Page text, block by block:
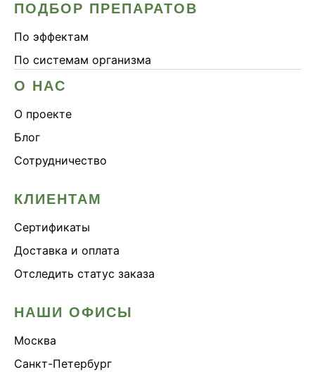
ПОДБОР ПРЕПАРАТОВ
По эффектам
По системам организма
О НАС
О проекте
Блог
Сотрудничество
КЛИЕНТАМ
Сертификаты
Доставка и оплата
Отследить статус заказа
НАШИ ОФИСЫ
Москва
Санкт-Петербург